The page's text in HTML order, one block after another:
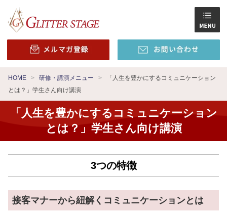
HOME 研修・講演メニュー
「人生を豊かにするコミュニケーション
とは？」学生さん向け講演
「人生を豊かにするコミュニケーション
とは？」学生さん向け講演
3つの特徴
接客マナーから紐解くコミュニケーションとは